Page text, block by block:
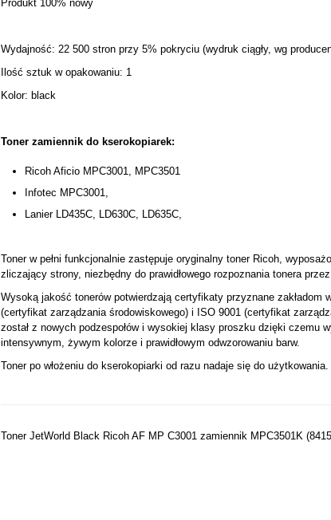
Produkt 100% nowy
Wydajność: 22 500 stron przy 5% pokryciu (wydruk ciągły, wg
Ilość sztuk w opakowaniu: 1
Kolor: black
Toner zamiennik do kserokopiarek:
Ricoh Aficio MPC3001, MPC3501
Infotec MPC3001,
Lanier LD435C, LD630C, LD635C,
Toner w pełni funkcjonalnie zastępuje oryginalny toner Ricoh,
zliczający strony, niezbędny do prawidłowego rozpoznania tonera
Wysoką jakość tonerów potwierdzają certyfikaty przyznane zakładom
(certyfikat zarządzania środowiskowego) i ISO 9001 (certyfikat
został z nowych podzespołów i wysokiej klasy proszku dzięki czemu
intensywnym, żywym kolorze i prawidłowym odwzorowaniu barw.
Toner po włożeniu do kserokopiarki od razu nadaje się do użytkowania.
Toner JetWorld Black Ricoh AF MP C3001 zamiennik MPC3501K